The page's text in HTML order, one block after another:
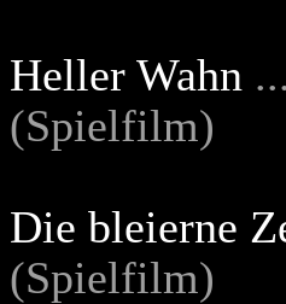
Heller Wahn
(Spielfilm)
Die bleierne
(Spielfilm)